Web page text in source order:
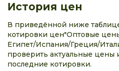
История цен
В приведённой ниже
котировки цен"Оптовые
Египет/Испания/Греция/
проверить актуальные цены
последние котировки.